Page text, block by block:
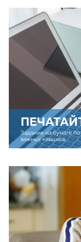
Задание на бумаге
важных навыков.